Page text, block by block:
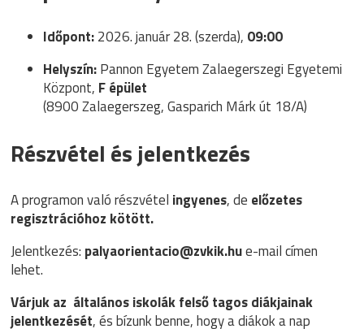
Időpont:2026. január 28. (szerda), 09:00
Helyszín:Pannon Egyetem Zalaegerszegi Egyetemi
Központ, F épület
(8900 Zalaegerszeg, Gasparich Márk út 18/A)
Részvétel és jelentkezés
A programon való részvétel ingyenes, de előzetes
regisztrációhoz kötött.
Jelentkezés: palyaorientacio@zvkik.hue-mail címen
lehet.
Várjuk az általános iskolák felső tagos diákjainak
jelentkezését, és bízunk benne, hogy a diákok a nap